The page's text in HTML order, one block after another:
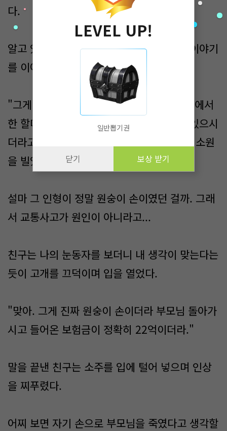
다.​
알고 있다며 고개를 끄덕인 나에게 친구는 이야기
를 이어 나갔다.​
"그게 내가 중국으로 여행을 갔을 때 길거리에서
한 할머니가 원숭이 손이라며 인형을 팔고 있으시
더라고 꽤 흥미가 가서 구매를 했지. 그리고 소원
을 빌었어. 22억을 달라고"
설마 그 인형이 정말 원숭이 손이였던 걸까. 그래
서 교통사고가 원인이 아니라고...
친구는 나의 눈동자를 보더니 내 생각이 맞는다는
듯이 고개를 끄덕이며 입을 열었다.​
"맞아. 그게 진짜 원숭이 손이더라 부모님 돌아가
시고 들어온 보험금이 정확히 22억이더라."
말을 끝낸 친구는 소주를 입에 털어 넣으며 인상
을 찌푸렸다.
어찌 보면 자기 손으로 부모님을 죽였다고 생각할
LEVEL UP!
일반뽑기권
닫기 보상 받기